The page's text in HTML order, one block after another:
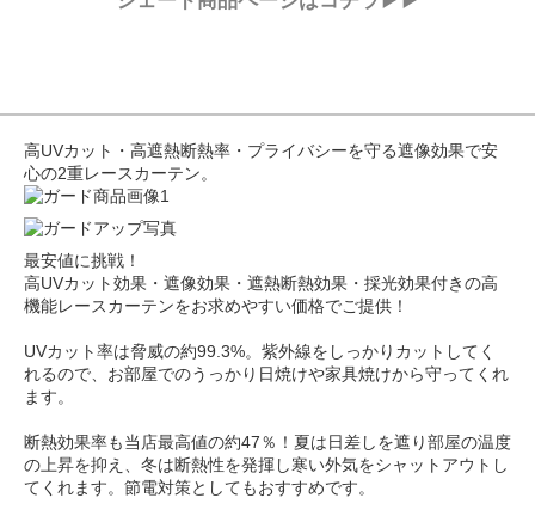
高UVカット・高遮熱断熱率・プライバシーを守る遮像効果で安
心の2重レースカーテン。
最安値に挑戦！
高UVカット効果・遮像効果・遮熱断熱効果・採光効果付きの高
機能レースカーテンをお求めやすい価格でご提供！
UVカット率は脅威の約99.3%。紫外線をしっかりカットしてく
れるので、お部屋でのうっかり日焼けや家具焼けから守ってくれ
ます。
断熱効果率も当店最高値の約47％！夏は日差しを遮り部屋の温度
の上昇を抑え、冬は断熱性を発揮し寒い外気をシャットアウトし
てくれます。節電対策としてもおすすめです。